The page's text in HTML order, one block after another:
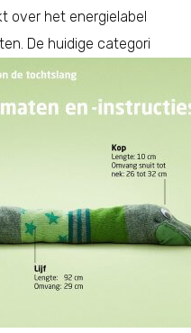
over het energielabel
De huidige categori